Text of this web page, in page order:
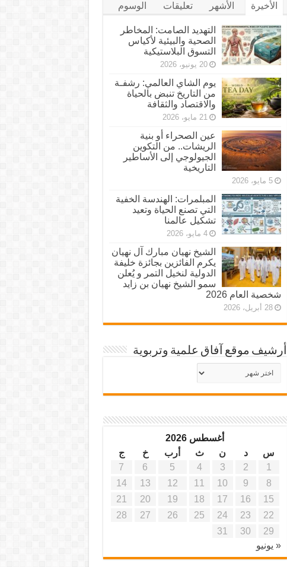
الأخيرة الأشهر تعليقات الوسوم
التهديد الصامت: المخاطر
الصحية والبيئية لأكياس
التسوق البلاستيكية
20 يونيو، 2026
يوم الشاي العالمي: رشفـة
من التاريخ تنبض بالحياة
والاقتصاد والثقافة
21 مايو، 2026
عين الصحراء أو بنية
الريشات.. من التكوين
الجيولوجي إلى الأساطير
التاريخية
5 مايو، 2026
المبلمرات: الهندسة الخفية
التي تصنع الحياة وتعيد
تشكيل عالمنا
4 مايو، 2026
الشيخ نهيان مبارك آل نهيان
يكرم الفائزين بجائزة خليفة
الدولية لنخيل التمر و يُعلن
سمو الشيخ نهيان بن زايد
شخصية العام 2026
28 أبريل، 2026
أرشيف موقع آفاق علمية وتربوية
أرشيف
موقع
أغسطس 2026
س
د ن ث أرب خ
ج
1
2
3
4
5
6
7
8
9
10
11
12
13
14
15
16
17
18
19
20
21
22
23
24
25
26
27
28
29
30
31
« يونيو